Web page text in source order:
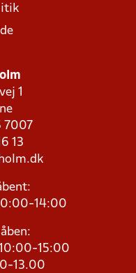
1
7007
13
14:00
15:00
13.00